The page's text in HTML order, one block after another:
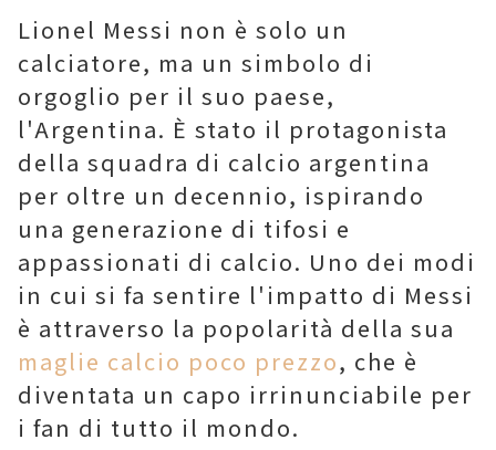
Lionel Messi non è solo un
calciatore, ma un simbolo di
orgoglio per il suo paese,
l'Argentina. È stato il protagonista
della squadra di calcio argentina
per oltre un decennio, ispirando
una generazione di tifosi e
appassionati di calcio. Uno dei modi
in cui si fa sentire l'impatto di Messi
è attraverso la popolarità della sua
maglie calcio poco prezzo, che è
diventata un capo irrinunciabile per
i fan di tutto il mondo.